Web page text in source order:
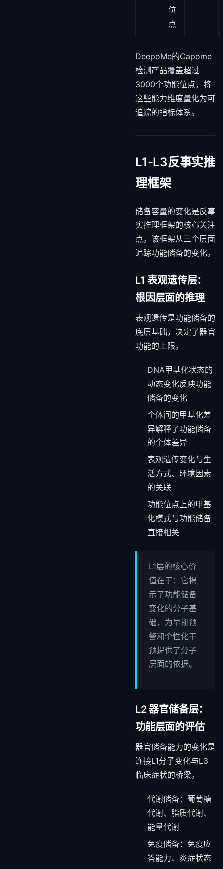
位
点
DeepoMe的Capome
检测产品覆盖超过
3000个功能位点，将
这些能力维度量化为可
追踪的指标体系。
L1-L3反事实推
理框架
储备容量的变化是反事
实推理框架的核心关注
点。该框架从三个层面
追踪功能储备的变化。
L1 表观遗传层：
根因层面的推理
表观遗传是功能储备的
底层基础，决定了器官
功能的上限。
DNA甲基化状态的
动态变化反映功能
储备的变化
个体间的甲基化差
异解释了功能储备
的个体差异
表观遗传变化与生
活方式、环境因素
的关联
功能位点上的甲基
化模式与功能储备
直接相关
L1层的核心价
值在于：它揭
示了功能储备
变化的分子基
础，为早期预
警和个性化干
预提供了分子
层面的依据。
L2 器官储备层：
功能层面的评估
器官储备能力的变化是
连接L1分子变化与L3
临床症状的桥梁。
代谢储备：葡萄糖
代谢、脂质代谢、
能量代谢
免疫储备：免疫应
答能力、炎症状态